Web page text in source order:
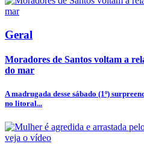
Geral
Moradores de Santos voltam a
do mar
A madrugada desse sábado (1º)
no litoral...